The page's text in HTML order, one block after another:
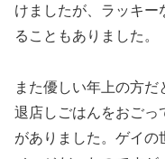
けましたが、ラッキー
ることもありました。
また優しい年上の方だ
退店しごはんをおごっ
がありました。ゲイの